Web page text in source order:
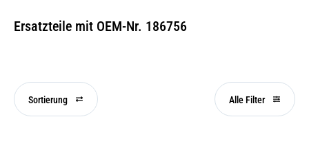
Ersatzteile mit OEM-Nr. 186756
Sortierung Alle Filter